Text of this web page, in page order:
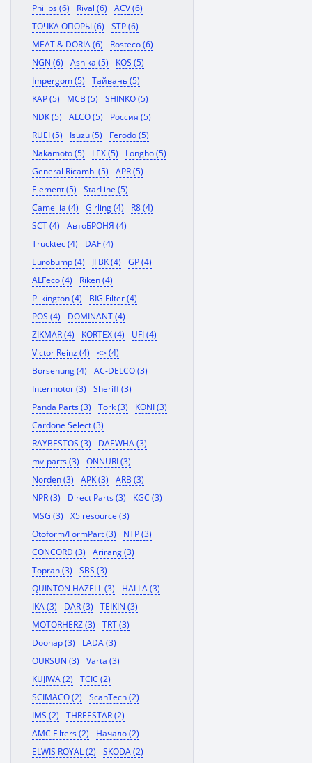
Philips (6)
Rival (6)
ACV (6)
ТОЧКА ОПОРЫ (6)
STP (6)
MEAT & DORIA (6)
Rosteco (6)
NGN (6)
Ashika (5)
KOS (5)
Impergom (5)
Тайвань (5)
KAP (5)
MCB (5)
SHINKO (5)
NDK (5)
ALCO (5)
Россия (5)
RUEI (5)
Isuzu (5)
Ferodo (5)
Nakamoto (5)
LEX (5)
Longho (5)
General Ricambi (5)
APR (5)
Element (5)
StarLine (5)
Camellia (4)
Girling (4)
R8 (4)
SCT (4)
АвтоБРОНЯ (4)
Trucktec (4)
DAF (4)
Eurobump (4)
JFBK (4)
GP (4)
ALFeco (4)
Riken (4)
Pilkington (4)
BIG Filter (4)
POS (4)
DOMINANT (4)
ZIKMAR (4)
KORTEX (4)
UFI (4)
Victor Reinz (4)
<> (4)
Borsehung (4)
AC-DELCO (3)
Intermotor (3)
Sheriff (3)
Panda Parts (3)
Tork (3)
KONI (3)
Cardone Select (3)
RAYBESTOS (3)
DAEWHA (3)
mv-parts (3)
ONNURI (3)
Norden (3)
APK (3)
ARB (3)
NPR (3)
Direct Parts (3)
KGC (3)
MSG (3)
X5 resource (3)
Otoform/FormPart (3)
NTP (3)
CONCORD (3)
Arirang (3)
Topran (3)
SBS (3)
QUINTON HAZELL (3)
HALLA (3)
IKA (3)
DAR (3)
TEIKIN (3)
MOTORHERZ (3)
TRT (3)
Doohap (3)
LADA (3)
OURSUN (3)
Varta (3)
KUJIWA (2)
TCIC (2)
SCIMACO (2)
ScanTech (2)
IMS (2)
THREESTAR (2)
AMC Filters (2)
Начало (2)
ELWIS ROYAL (2)
SKODA (2)